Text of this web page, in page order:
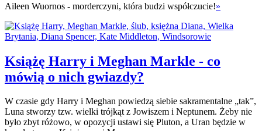
Aileen Wuornos - morderczyni, która budzi współczucie!»
Książę Harry i Meghan Markle - co
mówią o nich gwiazdy?
W czasie gdy Harry i Meghan powiedzą siebie sakramentalne „tak”,
Luna stworzy tzw. wielki trójkąt z Jowiszem i Neptunem. Żeby nie
było zbyt różowo, w opozycji ustawi się Pluton, a Uran będzie w